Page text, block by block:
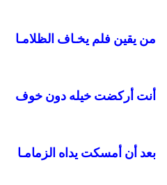
من يقين فلم يخـاف الظلامـا
أنت أركضت خيله دون خوف
بعد أن أمسكت يداه الزمامـا